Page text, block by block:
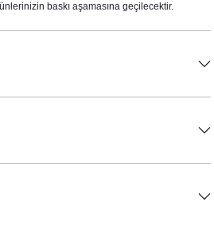
baskı aşamasına geçilecektir.